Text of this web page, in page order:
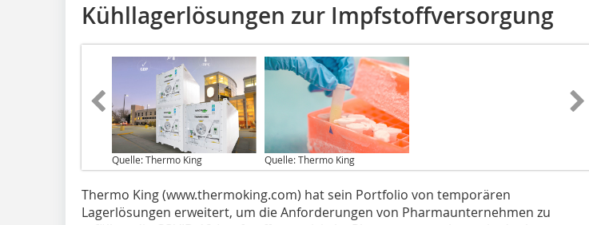
Kühllagerlösungen zur Impfstoffversorgung
Quelle: Thermo King Quelle: Thermo King
Thermo King (www.thermoking.com) hat sein Portfolio von temporären
Lagerlösungen erweitert, um die Anforderungen von Pharmaunternehmen zu